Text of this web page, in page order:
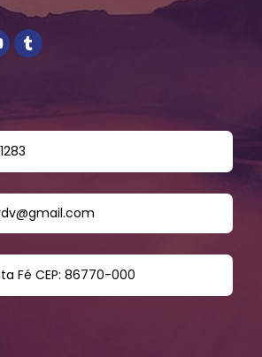
Fé CEP: 86770-000